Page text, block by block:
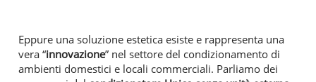
Eppure una soluzione estetica esiste e rappresenta una
vera “innovazione” nel settore del condizionamento di
ambienti domestici e locali commerciali. Parliamo dei